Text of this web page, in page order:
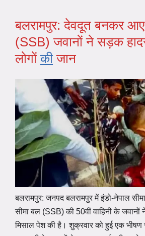
बलरामपुर: देवदूत बनकर
(SSB) जवानों ने सड़क
लोगोंकीजान
बलरामपुर: जनपद बलरामपुर में इंडो-नेपाल
सीमा बल (SSB) की 50वीं वाहिनी के जवानों
मिसाल पेश की है। शुक्रवार को हुई एक भीषण